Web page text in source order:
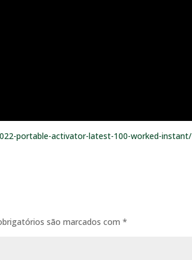
portable-activator-latest-100-worked-instant/
são marcados com *